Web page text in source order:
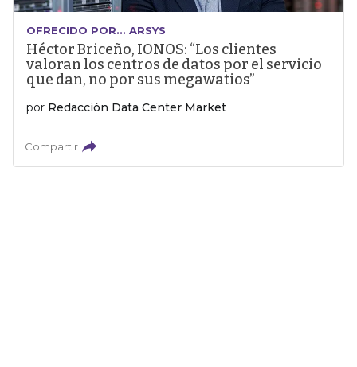
OFRECIDO POR... ARSYS
Héctor Briceño, IONOS: “Los clientes
valoran los centros de datos por el servicio
que dan, no por sus megawatios”
por Redacción Data Center Market
Compartir